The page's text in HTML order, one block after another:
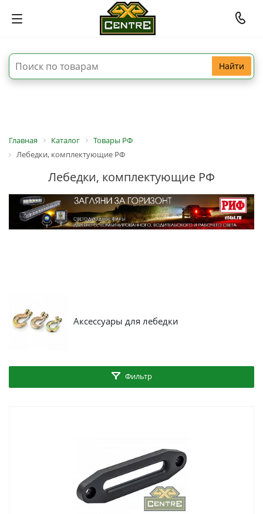
Найти
Главная Каталог
Товары РФ
Лебедки, комплектующие РФ
Лебедки, комплектующие РФ
Аксессуары для лебедки
Фильтр